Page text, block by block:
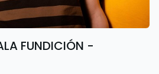
FUNDICIÓN -